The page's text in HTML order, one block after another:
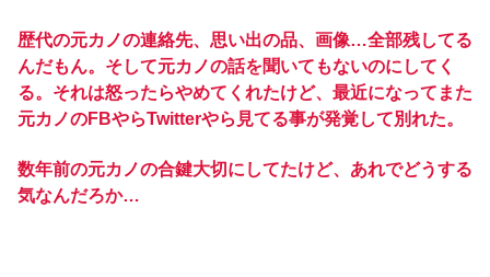
歴代の元カノの連絡先、思い出の品、画像…全部残してる
んだもん。そして元カノの話を聞いてもないのにしてく
る。それは怒ったらやめてくれたけど、最近になってまた
元カノのFBやらTwitterやら見てる事が発覚して別れた。
数年前の元カノの合鍵大切にしてたけど、あれでどうする
気なんだろか…